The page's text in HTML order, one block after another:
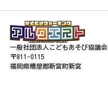
一般社団法人こどもあそび協議会
〒811-0115
福岡県糟屋郡新宮町新宮